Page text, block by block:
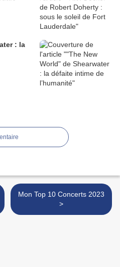
: la
Mon Top 10 Concerts 2023
>